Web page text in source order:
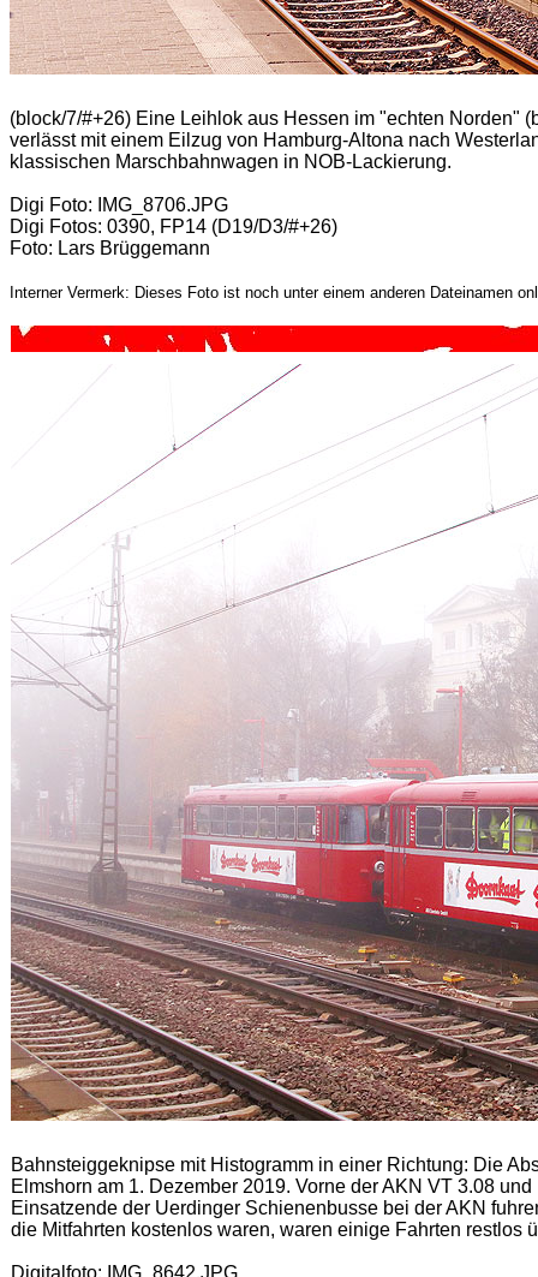
(block/7/#+26) Eine Leihlok aus Hessen im "echten Norden"
verlässt mit einem Eilzug von Hamburg-Altona nach
klassischen Marschbahnwagen in NOB-Lackierung.
Digi Foto: IMG_8706.JPG
Digi Fotos: 0390, FP14 (D19/D3/#+26)
Foto: Lars Brüggemann
Interner Vermerk: Dieses Foto ist noch unter einem anderen Dateinamen
Bahnsteiggeknipse mit Histogramm in einer Richtung: Die
Elmshorn am 1. Dezember 2019. Vorne der AKN VT 3.08
Einsatzende der Uerdinger Schienenbusse bei der AKN
die Mitfahrten kostenlos waren, waren einige Fahrten restlos
Digitalfoto: IMG_8642.JPG